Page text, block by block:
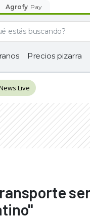
Agrofy Pay
Precios pizarra
Live